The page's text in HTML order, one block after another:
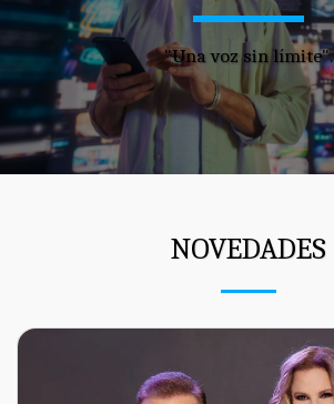
"Una voz sin límite".
NOVEDADES